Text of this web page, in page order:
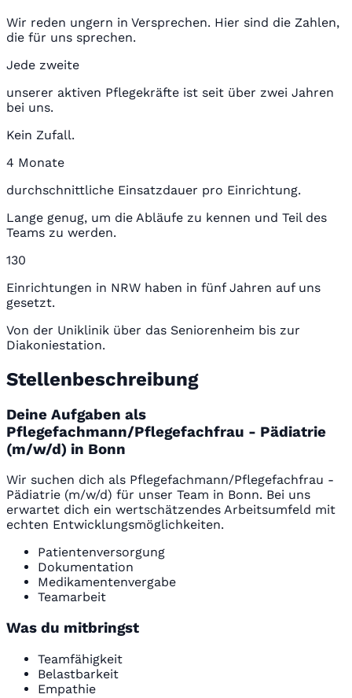
Wir reden ungern in Versprechen. Hier sind die Zahlen,
die für uns sprechen.
Jede zweite
unserer aktiven Pflegekräfte ist seit über zwei Jahren
bei uns.
Kein Zufall.
4 Monate
durchschnittliche Einsatzdauer pro Einrichtung.
Lange genug, um die Abläufe zu kennen und Teil des
Teams zu werden.
130
Einrichtungen in NRW haben in fünf Jahren auf uns
gesetzt.
Von der Uniklinik über das Seniorenheim bis zur
Diakoniestation.
Stellenbeschreibung
Deine Aufgaben als
Pflegefachmann/Pflegefachfrau - Pädiatrie
(m/w/d) in Bonn
Wir suchen dich als Pflegefachmann/Pflegefachfrau -
Pädiatrie (m/w/d) für unser Team in Bonn. Bei uns
erwartet dich ein wertschätzendes Arbeitsumfeld mit
echten Entwicklungsmöglichkeiten.
Patientenversorgung
Dokumentation
Medikamentenvergabe
Teamarbeit
Was du mitbringst
Teamfähigkeit
Belastbarkeit
Empathie